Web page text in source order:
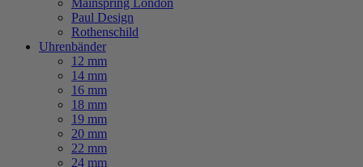
Mainspring London
Paul Design
Rothenschild
Uhrenbänder
12 mm
14 mm
16 mm
18 mm
19 mm
20 mm
22 mm
24 mm